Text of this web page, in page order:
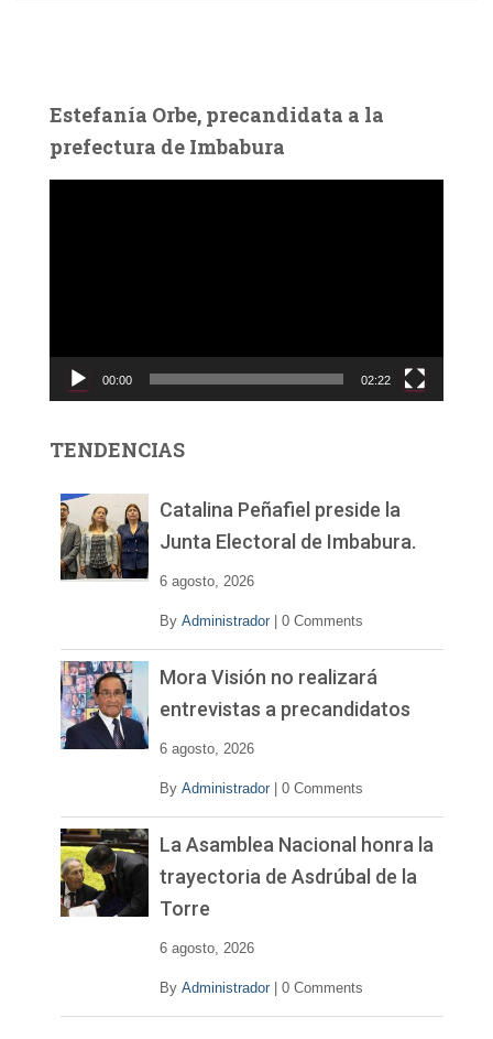
Estefanía Orbe, precandidata a la
prefectura de Imbabura
c
d
00:00 02:22
TENDENCIAS
Catalina Peñafiel preside la
Junta Electoral de Imbabura.
6 agosto, 2026
By Administrador 0 Comments
Mora Visión no realizará
entrevistas a precandidatos
6 agosto, 2026
By Administrador 0 Comments
La Asamblea Nacional honra la
trayectoria de Asdrúbal de la
Torre
6 agosto, 2026
By Administrador 0 Comments